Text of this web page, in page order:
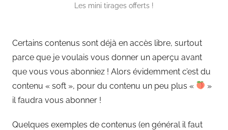
Les mini tirages offerts !
Certains contenus sont déjà en accès libre, surtout
parce que je voulais vous donner un aperçu avant
que vous vous abonniez ! Alors évidemment c’est du
contenu « soft », pour du contenu un peu plus «
»
il faudra vous abonner !
Quelques exemples de contenus (en général il faut